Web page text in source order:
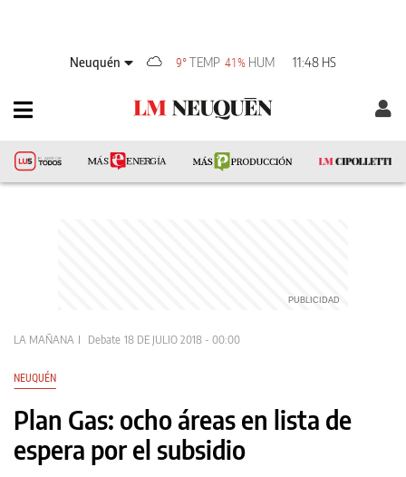
Neuquén 9° TEMP 41% HUM 11:48 HS
LA MAÑANA Debate 18 DE JULIO 2018 - 00:00
NEUQUÉN
Plan Gas: ocho áreas en lista de
espera por el subsidio